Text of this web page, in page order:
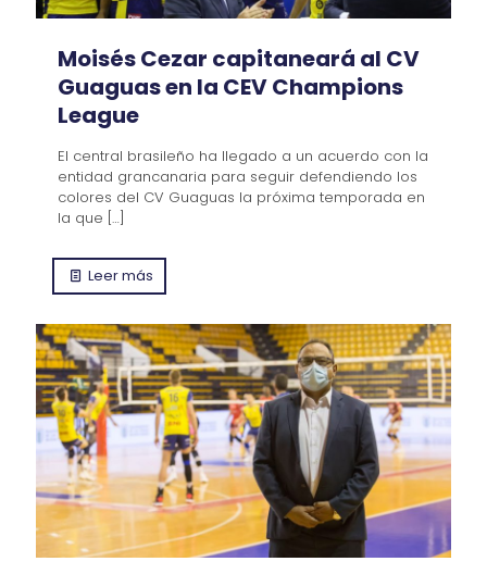
Moisés Cezar capitaneará al CV
Guaguas en la CEV Champions
League
El central brasileño ha llegado a un acuerdo con la
entidad grancanaria para seguir defendiendo los
colores del CV Guaguas la próxima temporada en
la que […]
Leer más